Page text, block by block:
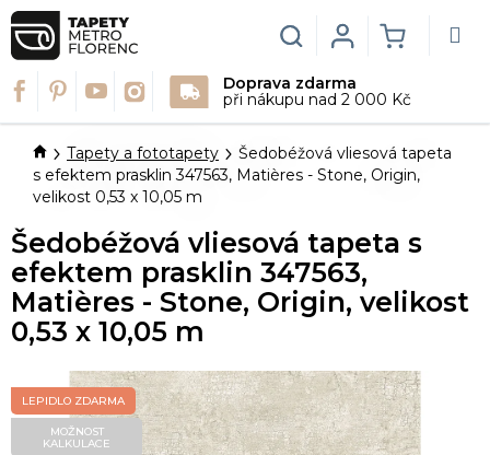
Přejít
na
obsah
Doprava zdarma
při nákupu nad 2 000 Kč
Hledat
KOŠÍK
Login
DomůTapety a fototapety
Šedobéžová vliesová tapeta
s efektem prasklin 347563, Matières - Stone, Origin,
velikost 0,53 x 10,05 m
Šedobéžová vliesová tapeta s
efektem prasklin 347563,
Matières - Stone, Origin, velikost
0,53 x 10,05 m
LEPIDLO ZDARMA
MOŽNOST
KALKULACE